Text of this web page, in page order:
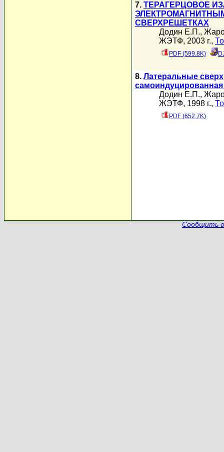
7. ТЕРАГЕРЦОВОЕ
СВЕРХРЕШЕТКАХ
Додин Е.П.,
ЖЭТФ, 2003 г.,
PDF (599.8K)
8. Латеральные
Додин Е.П.,
ЖЭТФ, 1998 г.,
PDF (652.7K)
Сообщить о